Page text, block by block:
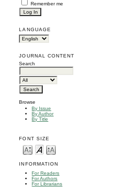
Remember me
LANGUAGE
JOURNAL CONTENT
Search
Browse
By Issue
By Author
By Title
FONT SIZE
INFORMATION
For Readers
For Authors
For Librarians